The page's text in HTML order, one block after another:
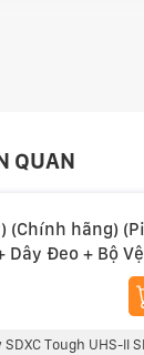
Sony mang đến
trùm. Việc
cho toàn bộ
QUAN
(Chính hãng)
Dây Đeo + Bộ Vệ
Tough UHS-II